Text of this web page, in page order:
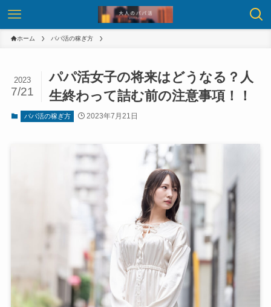
ホーム パパ活の稼ぎ方
パパ活女子の将来はどうなる？人
生終わって詰む前の注意事項！！
2023
7/21
パパ活の稼ぎ方 2023年7月21日